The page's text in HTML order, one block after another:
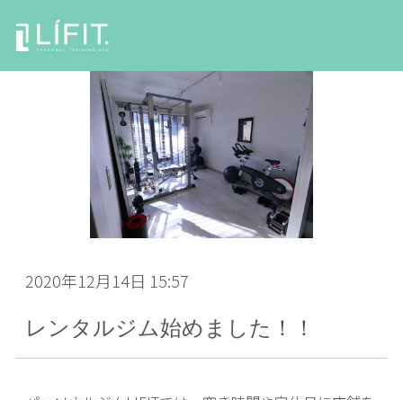
2020年12月14日 15:57
レンタルジム始めました！！